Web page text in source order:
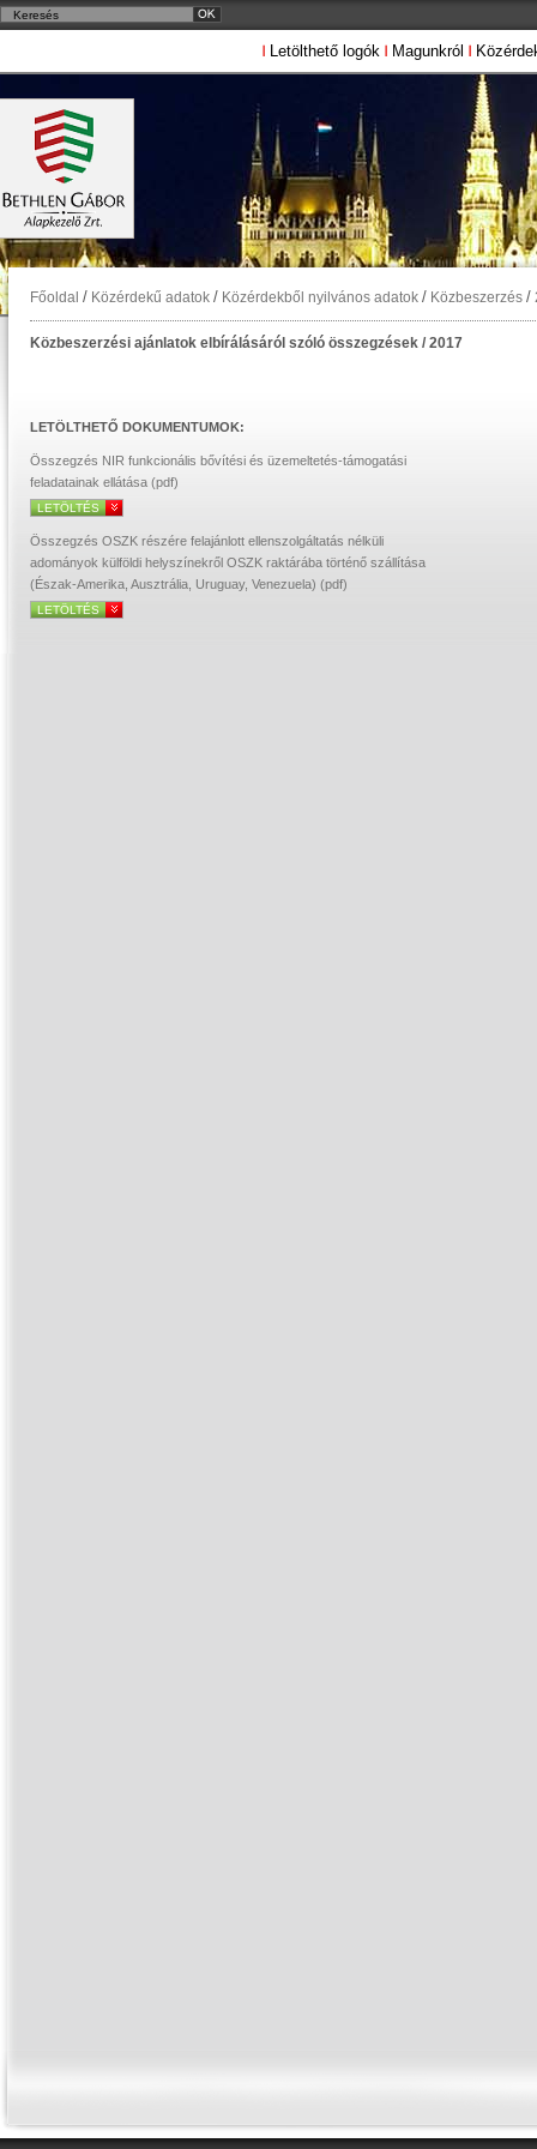
Letölthető logók Magunkról
Főoldal / Közérdekű adatok / Közérdekből nyilvános adatok / Közbeszerzés /
Közbeszerzési ajánlatok elbírálásáról szóló összegzések / 2017
LETÖLTHETŐ DOKUMENTUMOK:
Összegzés NIR funkcionális bővítési és üzemeltetés-támogatási
feladatainak ellátása (pdf)
LETÖLTÉS
Összegzés OSZK részére felajánlott ellenszolgáltatás nélküli
adományok külföldi helyszínekről OSZK raktárába történő szállítása
(Észak-Amerika, Ausztrália, Uruguay, Venezuela) (pdf)
LETÖLTÉS